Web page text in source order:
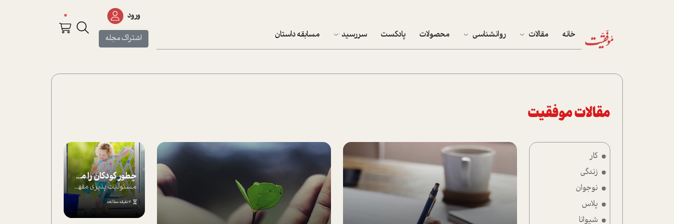
خانه مقالات
پرونده ویژه
روانشناسی محصولات پادکست سررسید
تقویم دیواری
مسابقه داستان
ورود
اشتراک مجله
0
مقالات موفقیت
کار
زندگی
نوجوان
پلاس
شیوانا
چطور کودکان را مسئولیت‌پذیر بار بیاورید؟
مسئولیت پذیری مفهومی ا ست که هر چه کودکت...
4 دقیقه مطالعه